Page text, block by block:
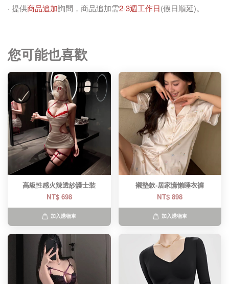
· 提供商品追加詢問，商品追加需2-3週工作日(假日順延)。
您可能也喜歡
高級性感火辣透紗護士裝
NT$ 698
加入購物車
襯墊款-居家慵懶睡衣褲
NT$ 898
加入購物車